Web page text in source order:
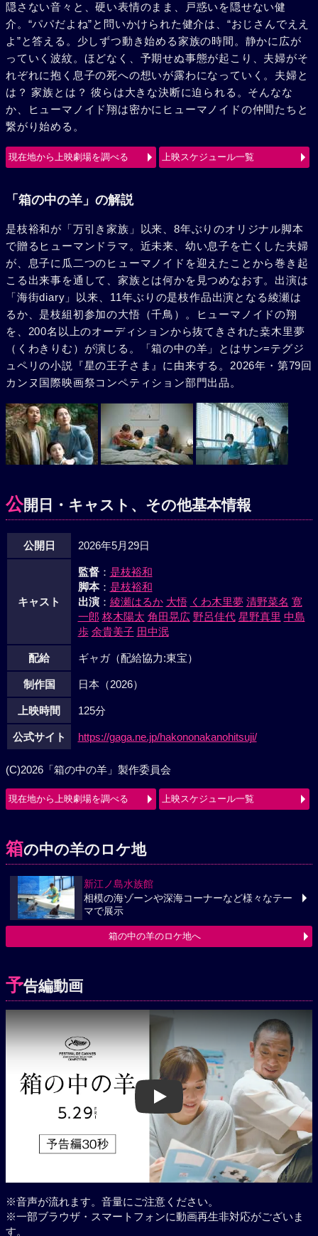
隠さない音々と、硬い表情のまま、戸惑いを隠せない健
介。“パパだよね”と問いかけられた健介は、“おじさんでええ
よ”と答える。少しずつ動き始める家族の時間。静かに広が
っていく波紋。ほどなく、予期せぬ事態が起こり、夫婦がそ
れぞれに抱く息子の死への想いが露わになっていく。夫婦と
は？ 家族とは？ 彼らは大きな決断に迫られる。そんなな
か、ヒューマノイド翔は密かにヒューマノイドの仲間たちと
繋がり始める。
現在地から上映劇場を調べる 上映スケジュール一覧
「箱の中の羊」の解説
是枝裕和が「万引き家族」以来、8年ぶりのオリジナル脚本
で贈るヒューマンドラマ。近未来、幼い息子を亡くした夫婦
が、息子に瓜二つのヒューマノイドを迎えたことから巻き起
こる出来事を通して、家族とは何かを見つめなおす。出演は
「海街diary」以来、11年ぶりの是枝作品出演となる綾瀬は
るか、是枝組初参加の大悟（千鳥）。ヒューマノイドの翔
を、200名以上のオーディションから抜てきされた桒木里夢
（くわきりむ）が演じる。「箱の中の羊」とはサン=テグジ
ュペリの小説『星の王子さま』に由来する。2026年・第79回
カンヌ国際映画祭コンペティション部門出品。
公開日・キャスト、その他基本情報
公開日 2026年5月29日
キャスト
監督： 是枝裕和
脚本： 是枝裕和
出演： 綾瀬はるか 大悟 くわ木里夢 清野菜名 寛
一郎 柊木陽太 角田晃広 野呂佳代 星野真里 中島
歩 余貴美子 田中泯
配給 ギャガ（配給協力:東宝）
制作国 日本（2026）
上映時間 125分
公式サイト https://gaga.ne.jp/hakononakanohitsuji/
(C)2026「箱の中の羊」製作委員会
現在地から上映劇場を調べる 上映スケジュール一覧
箱の中の羊のロケ地
新江ノ島水族館
相模の海ゾーンや深海コーナーなど様々なテー
マで展示
箱の中の羊のロケ地へ
予告編動画
Play
※音声が流れます。音量にご注意ください。
※一部ブラウザ・スマートフォンに動画再生非対応がございま
す。